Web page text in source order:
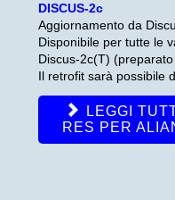
DISCUS-2c
Aggiornamento da
Disponibile per tutte le
Discus-2c(T)
Il retrofit sarà possibile
LEGGI
RES PER